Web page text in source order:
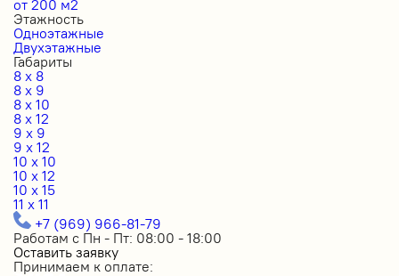
от 200 м2
Этажность
Одноэтажные
Двухэтажные
Габариты
8 x 8
8 x 9
8 x 10
8 x 12
9 x 9
9 x 12
10 x 10
10 x 12
10 x 15
11 x 11
+7 (969) 966-81-79
Работам с Пн - Пт: 08:00 - 18:00
Оставить заявку
Принимаем к оплате: